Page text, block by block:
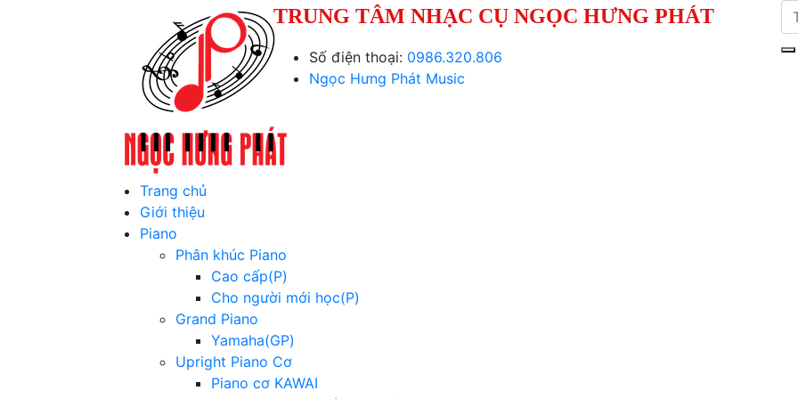
TRUNG TÂM NHẠC CỤ NGỌC HƯNG PHÁT
Số điện thoại: 0986.320.806
Ngọc Hưng Phát Music
Trang chủ
Giới thiệu
Piano
Phân khúc Piano
Cao cấp(P)
Cho người mới học(P)
Grand Piano
Yamaha(GP)
Upright Piano Cơ
Piano cơ KAWAI